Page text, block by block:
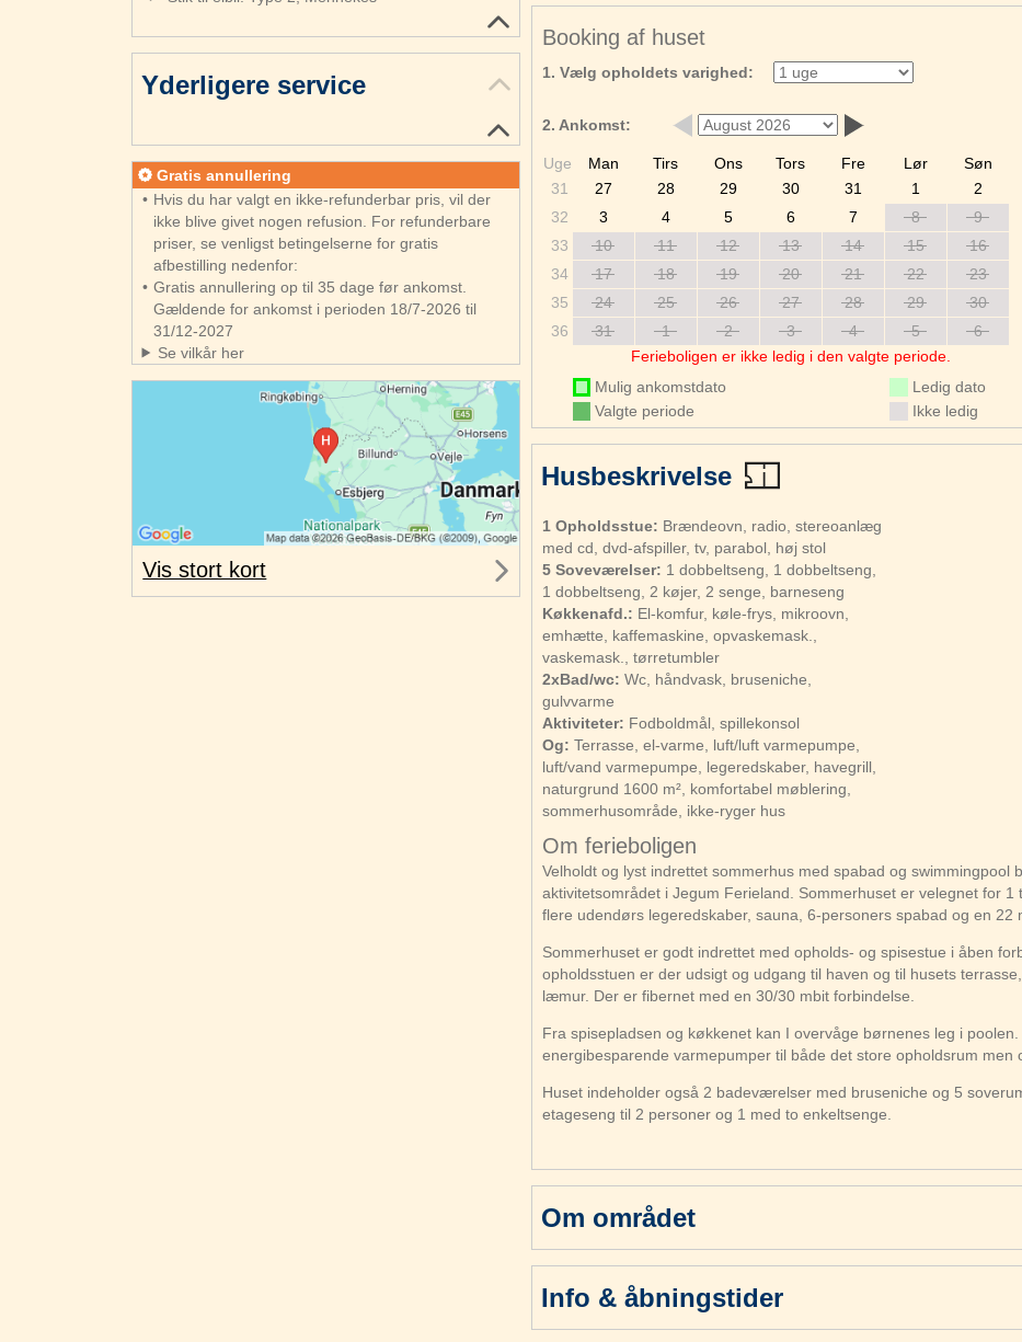
Booking af huset
1. Vælg opholdets varighed:
2. Ankomst:
Uge Man Tirs Ons Tors Fre Lør
Søn
31
27 28 29 30 31 1
2
32
3 4 5 6 7 8
9
33
10 11 12 13 14 15
16
34
17 18 19 20 21 22
23
35
24 25 26 27 28 29
30
36
31 1 2 3 4 5
6
Ferieboligen er ikke ledig i den valgte periode.
Mulig ankomstdato
Valgte periode
Ledig dato
Ikke ledig
Husbeskrivelse
1 Opholdsstue: Brændeovn, radio, stereoanlæg
med cd, dvd-afspiller, tv, parabol, høj stol
5 Soveværelser: 1 dobbeltseng, 1 dobbeltseng,
1 dobbeltseng, 2 køjer, 2 senge, barneseng
Køkkenafd.: El-komfur, køle-frys, mikroovn,
emhætte, kaffemaskine, opvaskemask.,
vaskemask., tørretumbler
2xBad/wc: Wc, håndvask, bruseniche,
gulvvarme
Aktiviteter: Fodboldmål, spillekonsol
Og: Terrasse, el-varme, luft/luft varmepumpe,
luft/vand varmepumpe, legeredskaber, havegrill,
naturgrund 1600 m², komfortabel møblering,
sommerhusområde, ikke-ryger hus
Om ferieboligen
Velholdt og lyst indrettet sommerhus med spabad og swimmingpool
aktivitetsområdet i Jegum Ferieland. Sommerhuset er velegnet for
flere udendørs legeredskaber, sauna, 6-personers spabad og en 22
Sommerhuset er godt indrettet med opholds- og spisestue i åben
opholdsstuen er der udsigt og udgang til haven og til husets
læmur. Der er fibernet med en 30/30 mbit forbindelse.
Fra spisepladsen og køkkenet kan I overvåge børnenes leg i
energibesparende varmepumper til både det store opholdsrum men
Huset indeholder også 2 badeværelser med bruseniche og 5
etageseng til 2 personer og 1 med to enkeltsenge.
Om området
Info & åbningstider
Yderligere service
Gratis annullering
Hvis du har valgt en ikke-refunderbar pris, vil der
ikke blive givet nogen refusion. For refunderbare
priser, se venligst betingelserne for gratis
afbestilling nedenfor:
Gratis annullering op til 35 dage før ankomst.
Gældende for ankomst i perioden 18/7-2026 til
31/12-2027
Se vilkår her
Vis stort kort